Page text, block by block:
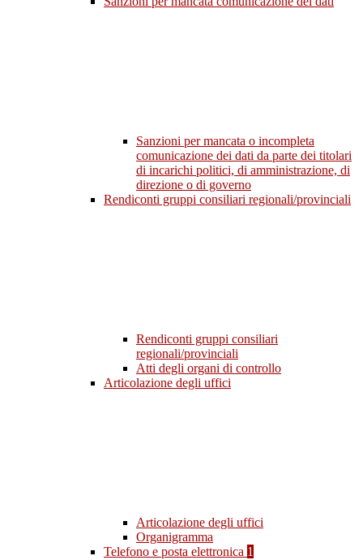
Sanzioni per mancata o incompleta
comunicazione dei dati da parte dei titolari
di incarichi politici, di amministrazione, di
direzione o di governo
Rendiconti gruppi consiliari regionali/provinciali
Rendiconti gruppi consiliari
regionali/provinciali
Atti degli organi di controllo
Articolazione degli uffici
Articolazione degli uffici
Organigramma
Telefono e posta elettronica 1